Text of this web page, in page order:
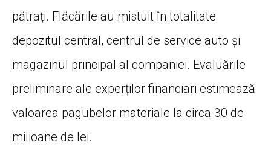
pătrați. Flăcările au mistuit în totalitate
depozitul central, centrul de service auto și
magazinul principal al companiei. Evaluările
preliminare ale experților financiari estimează
valoarea pagubelor materiale la circa 30 de
milioane de lei.